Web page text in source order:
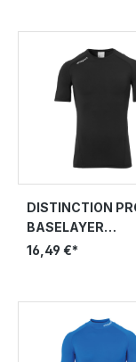
DISTINCTION
BASELAYER
RUNDHALS
16,49 €*